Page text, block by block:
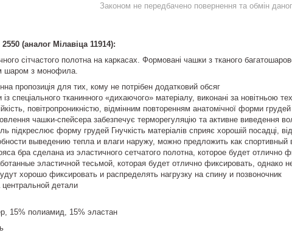
Законом не передбачено повернення та обмін
(аналог Мілавіца 11914):
сітчастого полотна на каркасах. Формовані чашки з тканого
шаром з монофила.
пропозиція для тих, кому не потрібен додатковий обсяг
спеціального тканинного «дихаючого» матеріалу, виконані за новітньою
повітропроникністю, відмінним повторенням анатомічної форми грудей
чашки-спейсера забезпечує терморегуляцію та активне виведення
підкреслює форму грудей Гнучкість матеріалів сприяє хорошій посадці,
выведению тепла и влаги наружу, можно предложить как спортивный
бра сделана из эластичного сетчатого полотна, которое будет
эластичной тесьмой, которая будет отлично фиксировать, однако
хорошо фиксировать и распределять нагрузку на спину и позвоночник
центральной детали
15% полиамид, 15% эластан